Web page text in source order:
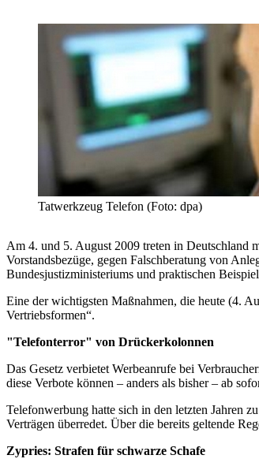
Tatwerkzeug Telefon (Foto: dpa)
Am 4. und 5. August 2009 treten in Deutschland
Vorstandsbezüge, gegen Falschberatung von
Bundesjustizministeriums und praktischen
Eine der wichtigsten Maßnahmen, die heute (4.
Vertriebsformen“.
"Telefonterror" von Drückerkolonnen
Das Gesetz verbietet Werbeanrufe bei
diese Verbote können – anders als bisher – ab
Telefonwerbung hatte sich in den letzten Jahren
Verträgen überredet. Über die bereits geltende
Zypries: Strafen für schwarze Schafe